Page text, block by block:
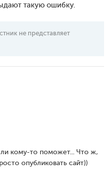
такую ошибку.
не представляет
кому-то поможет... Что ж,
опубликовать сайт))